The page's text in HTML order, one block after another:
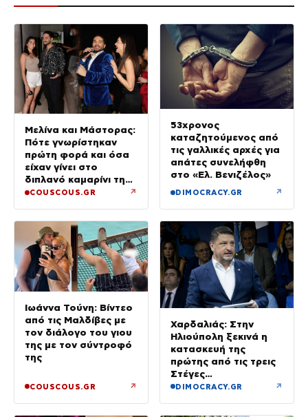
Μελίνα και Μάστορας:
Πότε γνωρίστηκαν
πρώτη φορά και όσα
είχαν γίνει στο
διπλανό καμαρίνι της
μητέρας της από το
COUSCOUS.GR ↗
53χρονος
καταζητούμενος από
τις γαλλικές αρχές για
απάτες συνελήφθη
στο «Ελ. Βενιζέλος»
DIMOCRACY.GR ↗
Ιωάννα Τούνη: Βίντεο
από τις Μαλδίβες με
τον διάλογο του γιου
της με τον σύντροφό
της
COUSCOUS.GR ↗
Χαρδαλιάς: Στην
Ηλιούπολη ξεκινά η
κατασκευή της
πρώτης από τις τρεις
Στέγες
Υποστηριζόμενης
DIMOCRACY.GR ↗